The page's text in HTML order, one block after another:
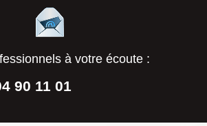
à votre écoute :
90 11 01